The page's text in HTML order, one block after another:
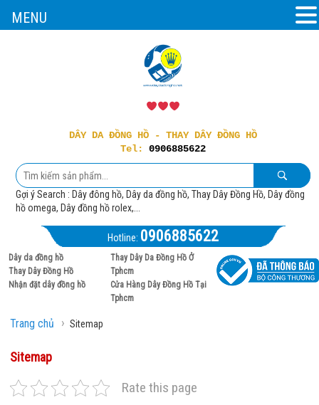
DÂY DA ĐỒNG HỒ - THAY DÂY ĐỒNG HỒ
Tel: 0906885622
Gợi ý Search : Dây đông hồ, Dây da đồng hồ, Thay Dây Đồng Hồ, Dây đồng
hồ omega, Dây đồng hồ rolex,...
Hotline: 0906885622
Dây da đồng hồ
Thay Dây Đồng Hồ
Nhận đặt dây đồng hồ
Thay Dây Da Đồng Hồ Ở
Tphcm
Cửa Hàng Dây Đồng Hồ Tại
Tphcm
Trang chủ › Sitemap
Sitemap
Rate this page
MENU